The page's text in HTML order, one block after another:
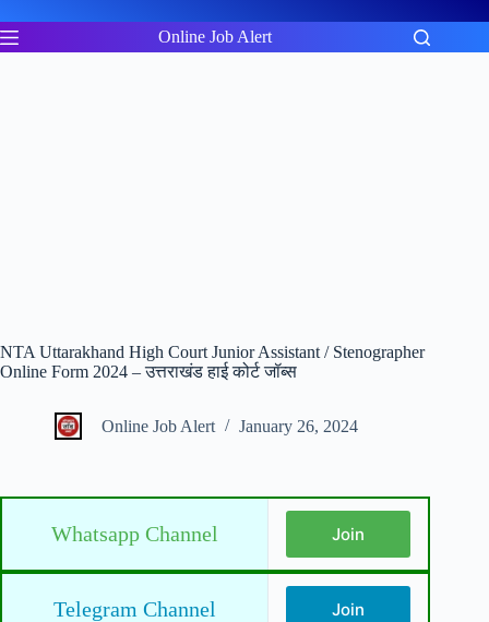
to
content
Online Job Alert
NTA Uttarakhand High Court Junior Assistant / Stenographer
Online Form 2024 – उत्तराखंड हाई कोर्ट जॉब्स
Online Job Alert January 26, 2024
Whatsapp Channel Join
Telegram Channel Join